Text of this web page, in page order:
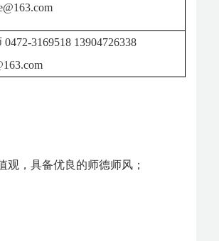
0472-3169518 13904726338
，具备优良的师德师风；